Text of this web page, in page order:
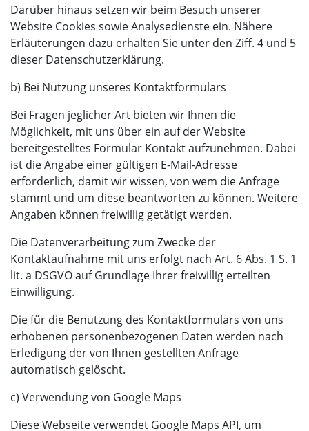
Darüber hinaus setzen wir beim Besuch unserer
Website Cookies sowie Analysedienste ein. Nähere
Erläuterungen dazu erhalten Sie unter den Ziff. 4 und 5
dieser Datenschutzerklärung.
b) Bei Nutzung unseres Kontaktformulars
Bei Fragen jeglicher Art bieten wir Ihnen die
Möglichkeit, mit uns über ein auf der Website
bereitgestelltes Formular Kontakt aufzunehmen. Dabei
ist die Angabe einer gültigen E-Mail-Adresse
erforderlich, damit wir wissen, von wem die Anfrage
stammt und um diese beantworten zu können. Weitere
Angaben können freiwillig getätigt werden.
Die Datenverarbeitung zum Zwecke der
Kontaktaufnahme mit uns erfolgt nach Art. 6 Abs. 1 S. 1
lit. a DSGVO auf Grundlage Ihrer freiwillig erteilten
Einwilligung.
Die für die Benutzung des Kontaktformulars von uns
erhobenen personenbezogenen Daten werden nach
Erledigung der von Ihnen gestellten Anfrage
automatisch gelöscht.
c) Verwendung von Google Maps
Diese Webseite verwendet Google Maps API, um